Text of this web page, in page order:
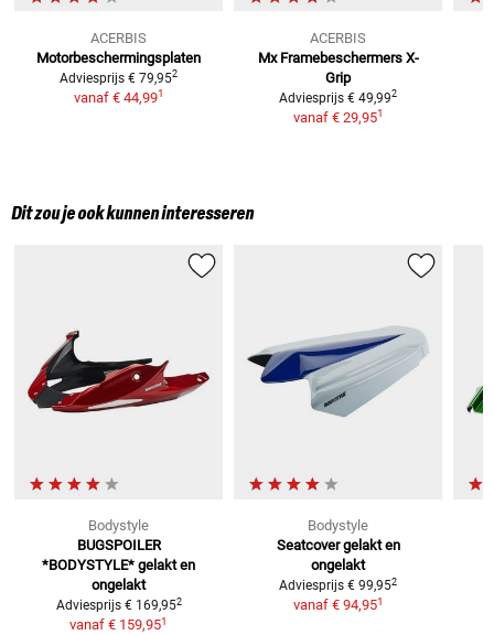
ACERBIS
Motorbeschermingsplaten
Adviesprijs € 79,952
vanaf € 44,991
ACERBIS
Mx Framebeschermers X-
Grip
Adviesprijs € 49,992
vanaf € 29,951
Dit zou je ook kunnen interesseren
Bodystyle
BUGSPOILER
*BODYSTYLE* gelakt en
ongelakt
Adviesprijs € 169,952
vanaf € 159,951
Bodystyle
Seatcover gelakt en
ongelakt
Adviesprijs € 99,952
vanaf € 94,951